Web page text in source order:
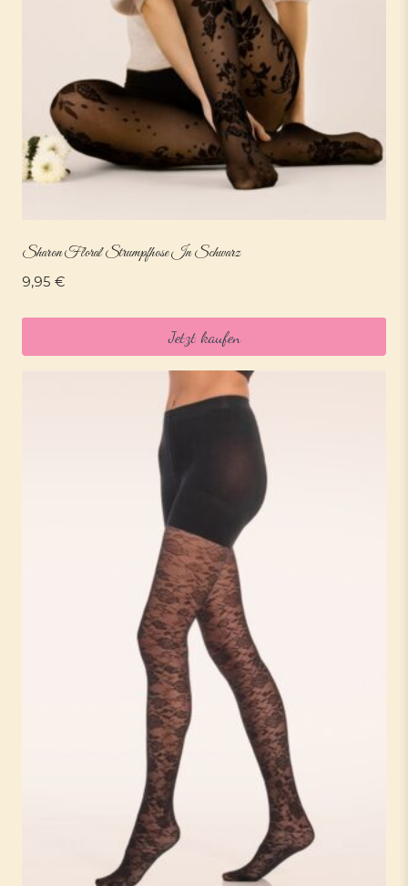
Sharon Floral Strumpfhose In Schwarz
9,95 €
Jetzt kaufen